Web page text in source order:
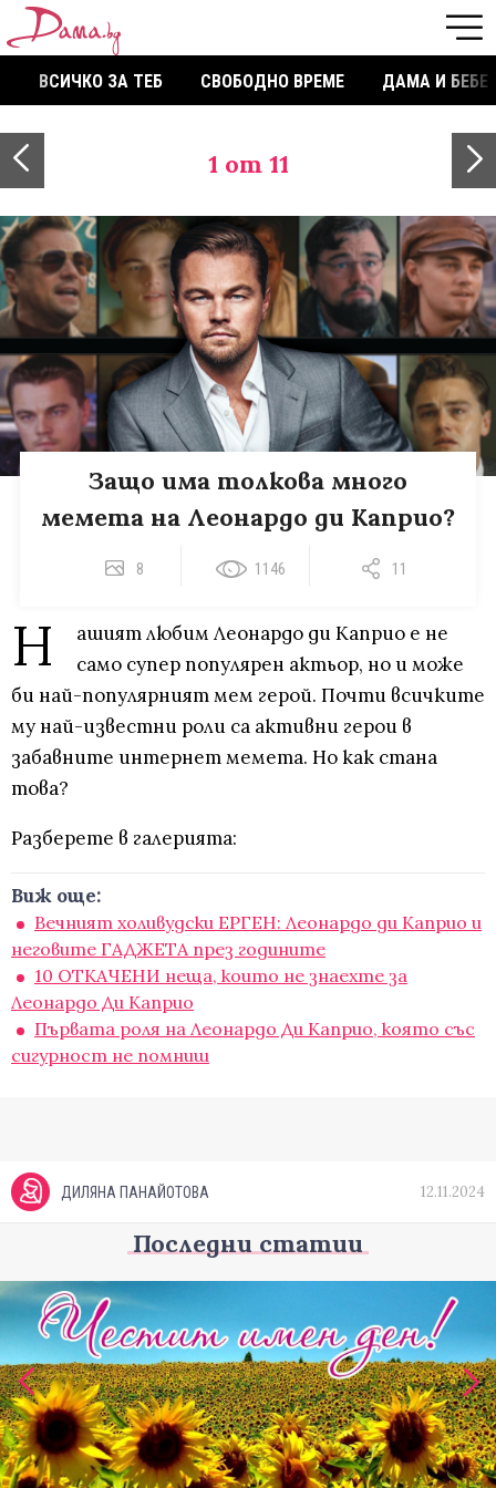
ВСИЧКО ЗА ТЕБ СВОБОДНО ВРЕМЕ ДАМА И БЕБЕ
1 от 11
Защо има толкова много
мемета на Леонардо ди Каприо?
8 1146 11
Н
ашият любим Леонардо ди Каприо е не
само супер популярен актьор, но и може
би най-популярният мем герой. Почти всичките
му най-известни роли са активни герои в
забавните интернет мемета. Но как стана
това?
Разберете в галерията:
Виж още:
Вечният холивудски ЕРГЕН: Леонардо ди Каприо и
неговите ГАДЖЕТА през годините
10 ОТКАЧЕНИ неща, които не знаехте за
Леонардо Ди Каприо
Първата роля на Леонардо Ди Каприо, която със
сигурност не помниш
ДИЛЯНА ПАНАЙОТОВА 12.11.2024
Последни статии